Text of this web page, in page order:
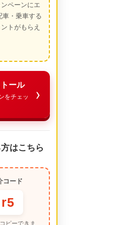
ペーンにエ
車・乗車する
トがもらえ
ール
をチェッ
はこちら
コード
ピーできま